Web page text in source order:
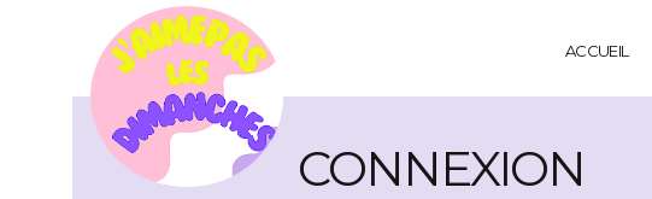
ACCUEIL
CONNEXION